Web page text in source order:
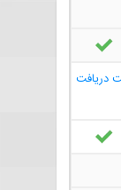
دريافت